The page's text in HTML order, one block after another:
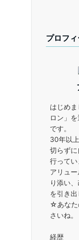
プロフ
はじめ
ロン」
です。
30年以
切らず
行ってい
アリュ
り添い
を引き出
☆あなた
さいね。
経歴